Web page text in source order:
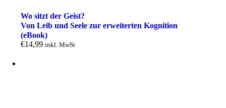
Wo sitzt der Geist?
Von Leib und Seele zur erweiterten Kognition
(eBook)
€14,99 inkl. MwSt